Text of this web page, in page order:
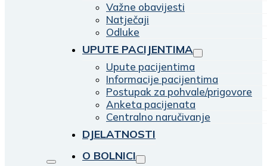
Važne obavijesti
Natječaji
Odluke
UPUTE PACIJENTIMA
Upute pacijentima
Informacije pacijentima
Postupak za pohvale/prigovore
Anketa pacijenata
Centralno naručivanje
DJELATNOSTI
O BOLNICI